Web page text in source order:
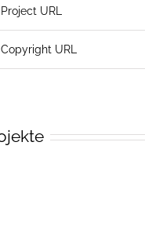
Project URL
Copyright URL